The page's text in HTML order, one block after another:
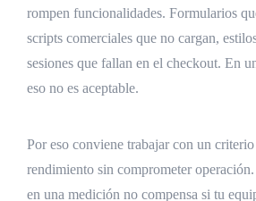
rompen funcionalidades. Formularios
scripts comerciales que no cargan,
sesiones que fallan en el checkout. En
eso no es aceptable.
Por eso conviene trabajar con un
rendimiento sin comprometer
en una medición no compensa si tu